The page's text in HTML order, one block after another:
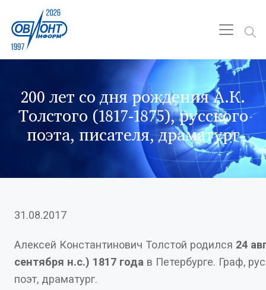
200 лет со дня рождения А.К.
Толстого (1817-1875), русского
поэта, писателя, драматург
31.08.2017
Алексей Константинович Толстой родился 24
сентября н.с.) 1817 года в Петербурге. Граф,
поэт, драматург.